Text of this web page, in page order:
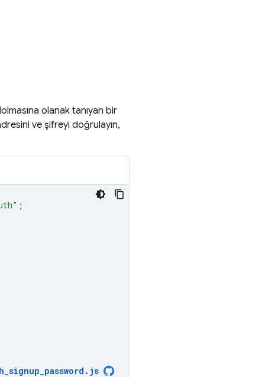
olanak tanıyan bir
ve şifreyi doğrulayın,
;
. js